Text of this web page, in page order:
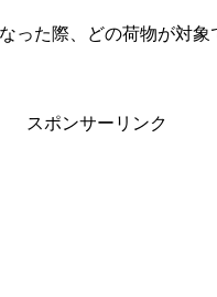
った際、どの荷物が対
スポンサーリンク